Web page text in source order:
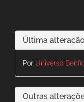
Última alteração
Por Universo
Outras